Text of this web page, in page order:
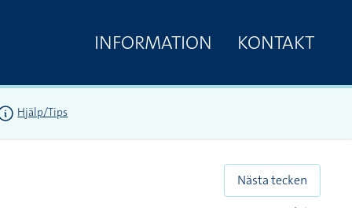
INFORMATION KONTAKT
Hjälp/Tips
Nästa tecken